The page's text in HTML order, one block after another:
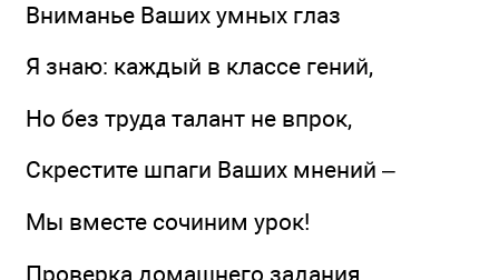
Вниманье Ваших умных глаз
Я знаю: каждый в классе гений,
Но без труда талант не впрок,
Скрестите шпаги Ваших мнений –
Мы вместе сочиним урок!
Проверка домашнего задания.